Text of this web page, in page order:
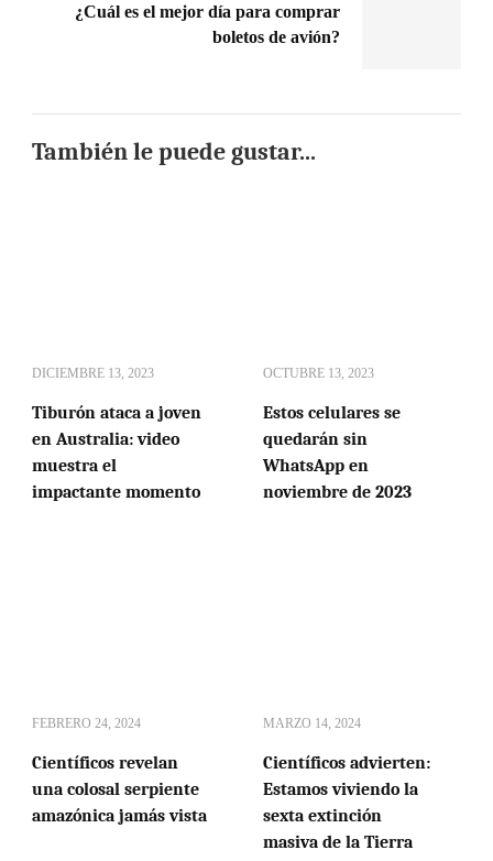
¿Cuál es el mejor día para comprar
boletos de avión?
También le puede gustar...
DICIEMBRE 13, 2023
Tiburón ataca a joven
en Australia: video
muestra el
impactante momento
OCTUBRE 13, 2023
Estos celulares se
quedarán sin
WhatsApp en
noviembre de 2023
FEBRERO 24, 2024
Científicos revelan
una colosal serpiente
amazónica jamás vista
MARZO 14, 2024
Científicos advierten:
Estamos viviendo la
sexta extinción
masiva de la Tierra